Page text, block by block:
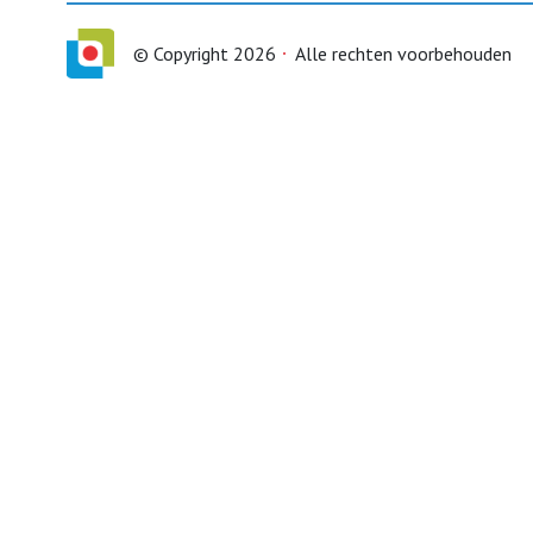
© Copyright 2026 Alle rechten voorbehouden